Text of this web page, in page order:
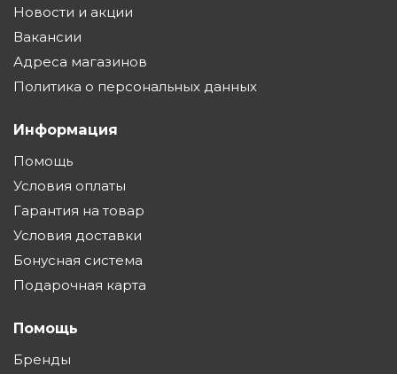
Новости и акции
Вакансии
Адреса магазинов
Политика о персональных данных
Информация
Помощь
Условия оплаты
Гарантия на товар
Условия доставки
Бонусная система
Подарочная карта
Помощь
Бренды